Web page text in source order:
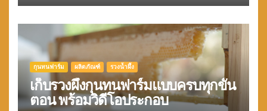
กุนทนฟาร์ม ผลิตภัณฑ์ รวงน้ำผึ้ง
เก็บรวงผึ้งกุนทนฟาร์มแบบครบทุกขั้น
ตอน พร้อมวิดีโอประกอบ